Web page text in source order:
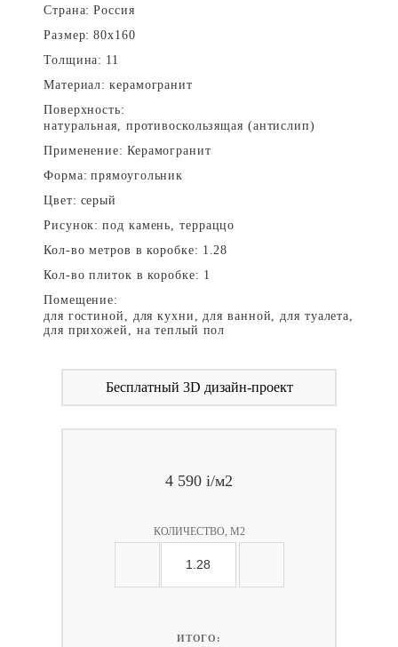
Страна: Россия
Размер: 80x160
Толщина: 11
Материал: керамогранит
Поверхность:
натуральная, противоскользящая (антислип)
Применение: Керамогранит
Форма: прямоугольник
Цвет: серый
Рисунок: под камень, терраццо
Кол-во метров в коробке: 1.28
Кол-во плиток в коробке: 1
Помещение:
для гостиной, для кухни, для ванной, для туалета,
для прихожей, на теплый пол
Бесплатный 3D дизайн-проект
4 590 i/м2
КОЛИЧЕСТВО, М2
ИТОГО: